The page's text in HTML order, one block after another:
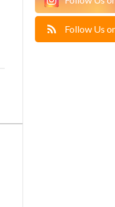
Follow Us